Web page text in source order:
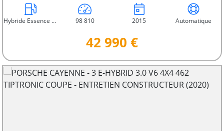
Hybride Essence Électrique 98 810 2015 Automatique
42 990 €